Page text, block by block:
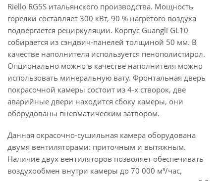
Riello RG5S итальянского производства. Мощность
горелки составляет 300 кВт, 90 % нагретого воздуха
подвергается рециркуляции. Корпус Guangli GL10
собирается из сэндвич-панелей толщиной 50 мм. В
качестве наполнителя используется пенополистирол.
Опционально можно в качестве наполнителя можно
использовать минеральную вату. Фронтальная дверь
покрасочной камеры состоит из 4-х створок, две
аварийные двери находится сбоку камеры, они
оборудованы пневматическим затвором.
Данная окрасочно-сушильная камера оборудована
двумя вентиляторами: приточным и вытяжным.
Наличие двух вентиляторов позволяет обеспечивать
воздухообмен внутри камеры до 70 000 м³/час,